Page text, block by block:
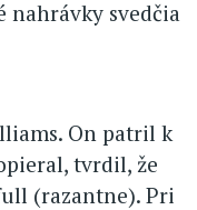
svedčia
On patril k
tvrdil, že
(razantne). Pri